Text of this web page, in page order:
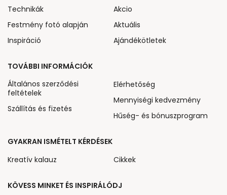
KÖVESS MINKET ÉS INSPIRÁLÓDJ
Technikák
Festmény fotó alapján
Inspiráció
Akcio
Aktuális
Ajándékötletek
TOVÁBBI INFORMÁCIÓK
Általános szerződési
feltételek
Szállítás és fizetés
Elérhetőség
Mennyiségi kedvezmény
Hűség- és bónuszprogram
GYAKRAN ISMÉTELT KÉRDÉSEK
Kreatív kalauz
Cikkek